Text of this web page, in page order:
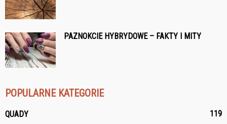
PAZNOKCIE HYBRYDOWE – FAKTY I MITY
POPULARNE KATEGORIE
QUADY 119